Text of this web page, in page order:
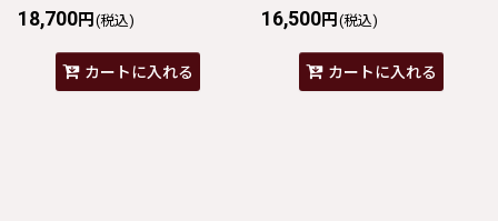
18,700円 (税込)
カートに入れる
16,500円 (税込)
カートに入れる